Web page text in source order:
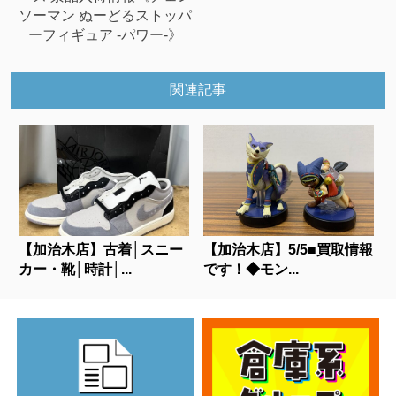
ソーマン ぬーどるストッパ
ーフィギュア -パワー-》
関連記事
【加治木店】古着│スニー
カー・靴│時計│...
【加治木店】5/5■買取情報
です！◆モン...